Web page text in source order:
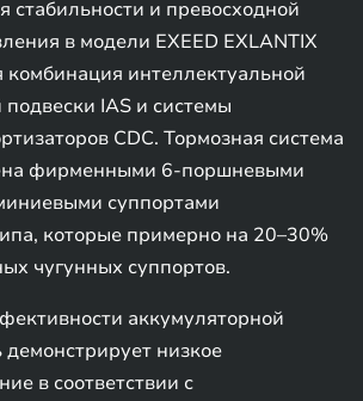
стабильности и превосходной
в модели EXEED EXLANTIX
комбинация интеллектуальной
IAS и системы
CDC. Тормозная система
фирменными 6-поршневыми
суппортами
которые примерно на 20–30%
чугунных суппортов.
аккумуляторной
низкое
в соответствии с